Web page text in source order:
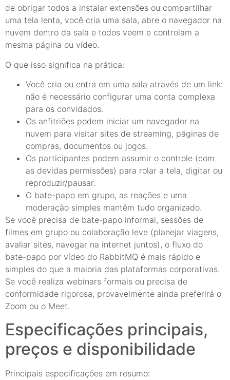
de obrigar todos a instalar extensões ou compartilhar
uma tela lenta, você cria uma sala, abre o navegador na
nuvem dentro da sala e todos veem e controlam a
mesma página ou vídeo.
O que isso significa na prática:
Você cria ou entra em uma sala através de um link:
não é necessário configurar uma conta complexa
para os convidados.
Os anfitriões podem iniciar um navegador na
nuvem para visitar sites de streaming, páginas de
compras, documentos ou jogos.
Os participantes podem assumir o controle (com
as devidas permissões) para rolar a tela, digitar ou
reproduzir/pausar.
O bate-papo em grupo, as reações e uma
moderação simples mantêm tudo organizado.
Se você precisa de bate-papo informal, sessões de
filmes em grupo ou colaboração leve (planejar viagens,
avaliar sites, navegar na internet juntos), o fluxo do
bate-papo por vídeo do RabbitMQ é mais rápido e
simples do que a maioria das plataformas corporativas.
Se você realiza webinars formais ou precisa de
conformidade rigorosa, provavelmente ainda preferirá o
Zoom ou o Meet.
Especificações principais,
preços e disponibilidade
Principais especificações em resumo: